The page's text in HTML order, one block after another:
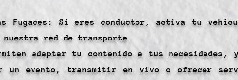
Fugaces: Si eres conductor, activa tu
red de transporte.
adaptar tu contenido a tus necesidades,
un evento, transmitir en vivo o ofrecer